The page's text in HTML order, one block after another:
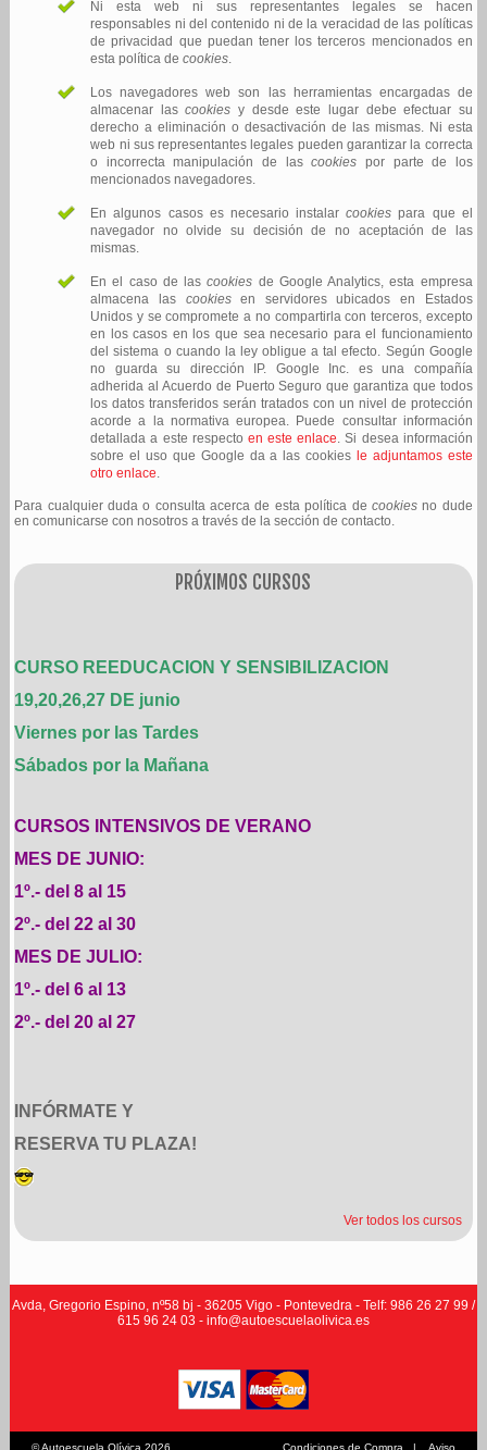
Ni esta web ni sus representantes legales se hacen
responsables ni del contenido ni de la veracidad de las políticas
de privacidad que puedan tener los terceros mencionados en
esta política decookies.
Los navegadores web son las
herramientas encargadas de
almacenar lascookies y desde este lugar debe efectuar su
derecho a eliminación o desactivación de las mismas. Ni esta
web ni sus representantes legales pueden garantizar la correcta
o incorrecta manipulación de lascookies por parte de los
mencionados navegadores.
En algunos casos es necesario instalarcookies para que el
navegador no olvide su decisión de no aceptación de las
mismas.
En el caso de lascookies de Google Analytics, esta empresa
almacena las cookiesen servidores ubicados en Estados
Unidos y se compromete a no compartirla con terceros, excepto
en los casos en los que sea necesario para el funcionamiento
del sistema o cuando la ley obligue a tal efecto. Según Google
no guarda su dirección IP. Google Inc. es una compañía
adherida al Acuerdo de Puerto Seguro que garantiza que todos
los datos transferidos serán tratados con un nivel de protección
acorde a la normativa europea. Puede consultar información
detallada a este respecto en este enlace. Si desea información
sobre el uso que Google da a las cookies le adjuntamos este
otro enlace.
Para cualquier duda o consulta acerca de esta política de cookiesno dude
en comunicarse con nosotros a través de la sección de contacto.
PRÓXIMOS CURSOS
CURSO REEDUCACION Y SENSIBILIZACION
19,20,26,27 DE junio
Viernes por las Tardes
Sábados por la Mañana
CURSOS INTENSIVOS DE VERANO
MES DE JUNIO:
1º.- del 8 al 15
2º.- del 22 al 30
MES DE JULIO:
1º.- del 6 al 13
2º.- del 20 al 27
INFÓRMATE Y
RESERVA TU PLAZA!
Ver todos los cursos
Stahlzeiger und römische Ziffern als Stundenmarkierungen.
Avda, Gregorio Espino, nº58 bj - 36205 Vigo - Pontevedra - Telf: 986 26 27 99 /
615 96 24 03 - info@autoescuelaolivica.es
© Autoescuela Olívica 2026 Condiciones de Compra |Aviso